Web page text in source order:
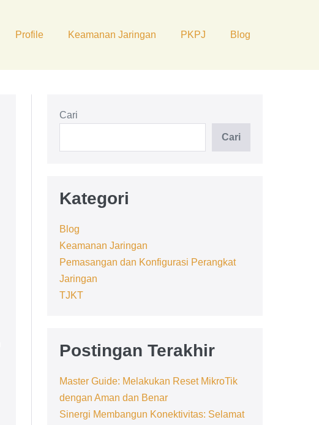
Profile Keamanan Jaringan PKPJ Blog
Cari
Cari
Kategori
Blog
Keamanan Jaringan
Pemasangan dan Konfigurasi Perangkat
Jaringan
TJKT
Postingan Terakhir
Master Guide: Melakukan Reset MikroTik
dengan Aman dan Benar
Sinergi Membangun Konektivitas: Selamat